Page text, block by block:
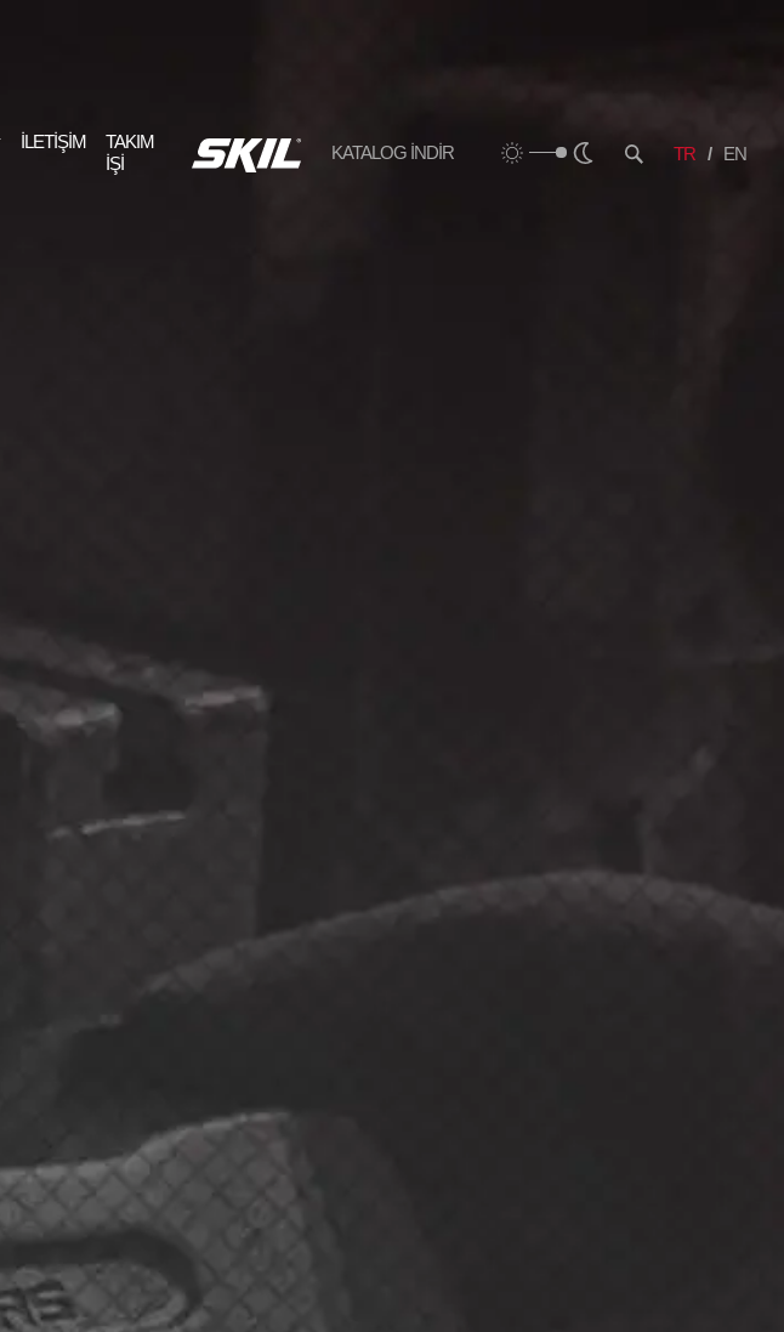
İLETİŞİM
TAKIM
İŞİ
KATALOG İNDİR TR EN